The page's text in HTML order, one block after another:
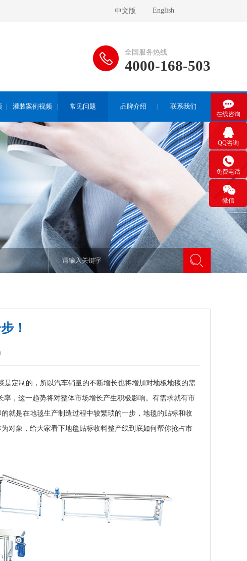
中文版 English
全国服务热线
4000-168-503
灌装案例视频 常见问题 品牌介绍 联系我们
！
定制的，所以汽车销量的不断增长也将增加对地板地毯的需
率，这一趋势将对整体市场增长产生积极影响。有需求就有市
就是在地毯生产制造过程中较繁琐的一步，地毯的贴标和收
对象，给大家看下地毯贴标收料整产线到底如何帮你抢占市

在线咨询

QQ咨询

免费电话

微信